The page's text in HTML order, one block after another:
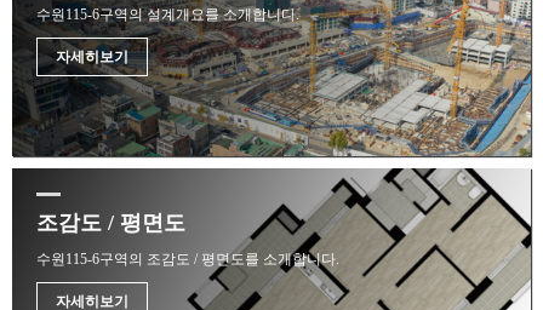
수원115-6구역의 설계개요를 소개합니다.
자세히보기
조감도 / 평면도
수원115-6구역의 조감도 / 평면도를 소개합니다.
자세히보기